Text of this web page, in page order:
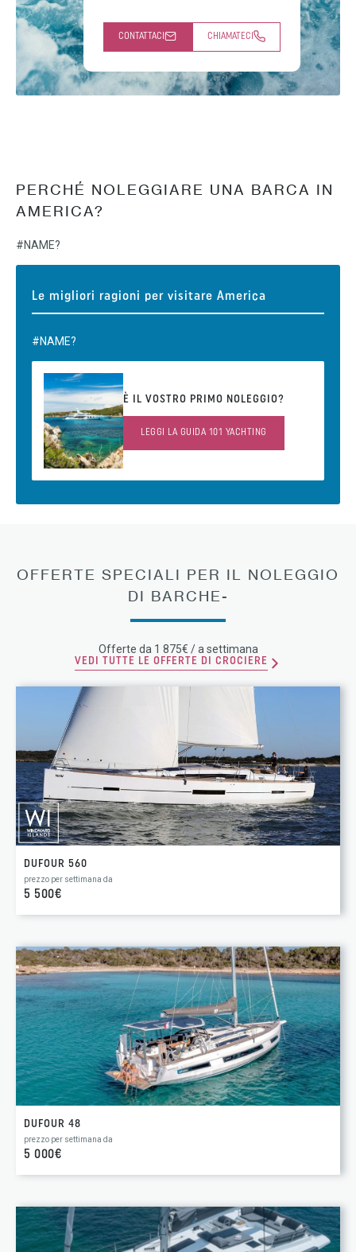
CONTATTACI CHIAMATECI
PERCHÉ NOLEGGIARE UNA BARCA IN
AMERICA?
#NAME?
Le migliori ragioni per visitare America
#NAME?
È IL VOSTRO PRIMO NOLEGGIO?
LEGGI LA GUIDA 101 YACHTING
OFFERTE SPECIALI PER IL NOLEGGIO
DI BARCHE-
Offerte da 1 875€ / a settimana
VEDI TUTTE LE OFFERTE DI CROCIERE
DUFOUR 560
prezzo per settimana da
5 500€
DUFOUR 48
prezzo per settimana da
5 000€